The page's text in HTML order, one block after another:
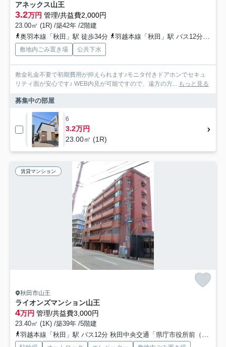
アネックス山王
3.2万円 管理/共益費2,000円
23.00㎡ (1R) /築42年 /2階建
奥羽本線「秋田」駅 徒歩34分
羽越本線「秋田」駅 バス12分 秋田中央交通「県庁市役所前（秋田県）」 停歩6分
敷地内ごみ置き場 公共下水
敷金礼金不要で初期費用が抑えられます♪モニタ付きドアホンでセキュ
リティ面が安心です♪ WEB内見が可能ですので、遠方の方... もっと見る
募集中の部屋
6
3.2万円
23.00㎡ (1R)
賃貸マンション
秋田市山王
ライオンズマンション山王
4万円 管理/共益費3,000円
23.40㎡ (1K) /築39年 /5階建
羽越本線「秋田」駅 バス12分 秋田中央交通「県庁市役所前（秋田県）」 停歩3分